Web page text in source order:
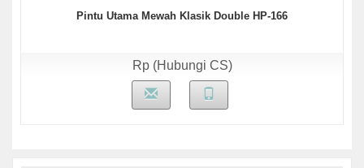
Pintu Utama Mewah Klasik Double HP-166
Rp (Hubungi CS)